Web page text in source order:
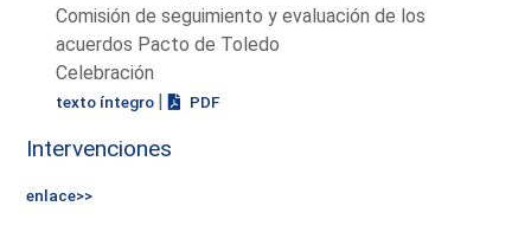
Comisión de seguimiento y evaluación de los
acuerdos Pacto de Toledo
Celebración
texto íntegro | PDF
Intervenciones
enlace>>